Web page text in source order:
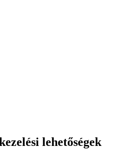
lehetőségek